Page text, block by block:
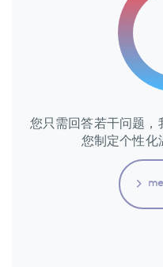
您只需回答若干问题，
您制定个性化